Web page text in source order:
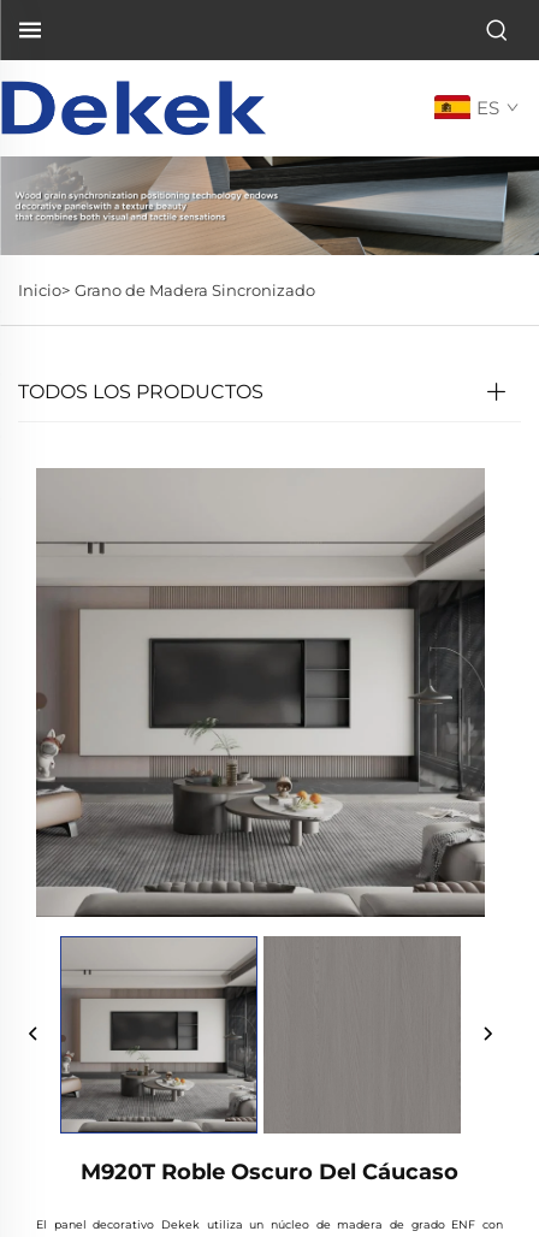
ES
Inicio> Grano de Madera Sincronizado
TODOS LOS PRODUCTOS
M920T Roble Oscuro Del Cáucaso
El panel decorativo Dekek utiliza un núcleo de madera de grado ENF con